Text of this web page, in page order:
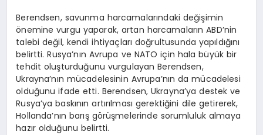
Berendsen, savunma harcamalarındaki değişimin
önemine vurgu yaparak, artan harcamaların ABD’nin
talebi değil, kendi ihtiyaçları doğrultusunda yapıldığını
belirtti. Rusya’nın Avrupa ve NATO için hala büyük bir
tehdit oluşturduğunu vurgulayan Berendsen,
Ukrayna’nın mücadelesinin Avrupa’nın da mücadelesi
olduğunu ifade etti. Berendsen, Ukrayna’ya destek ve
Rusya’ya baskının artırılması gerektiğini dile getirerek,
Hollanda’nın barış görüşmelerinde sorumluluk almaya
hazır olduğunu belirtti.